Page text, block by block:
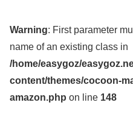
Warning: First parameter
name of an existing class in
/home/easygoz/
content/themes/cocoon-
amazon.php on line 148